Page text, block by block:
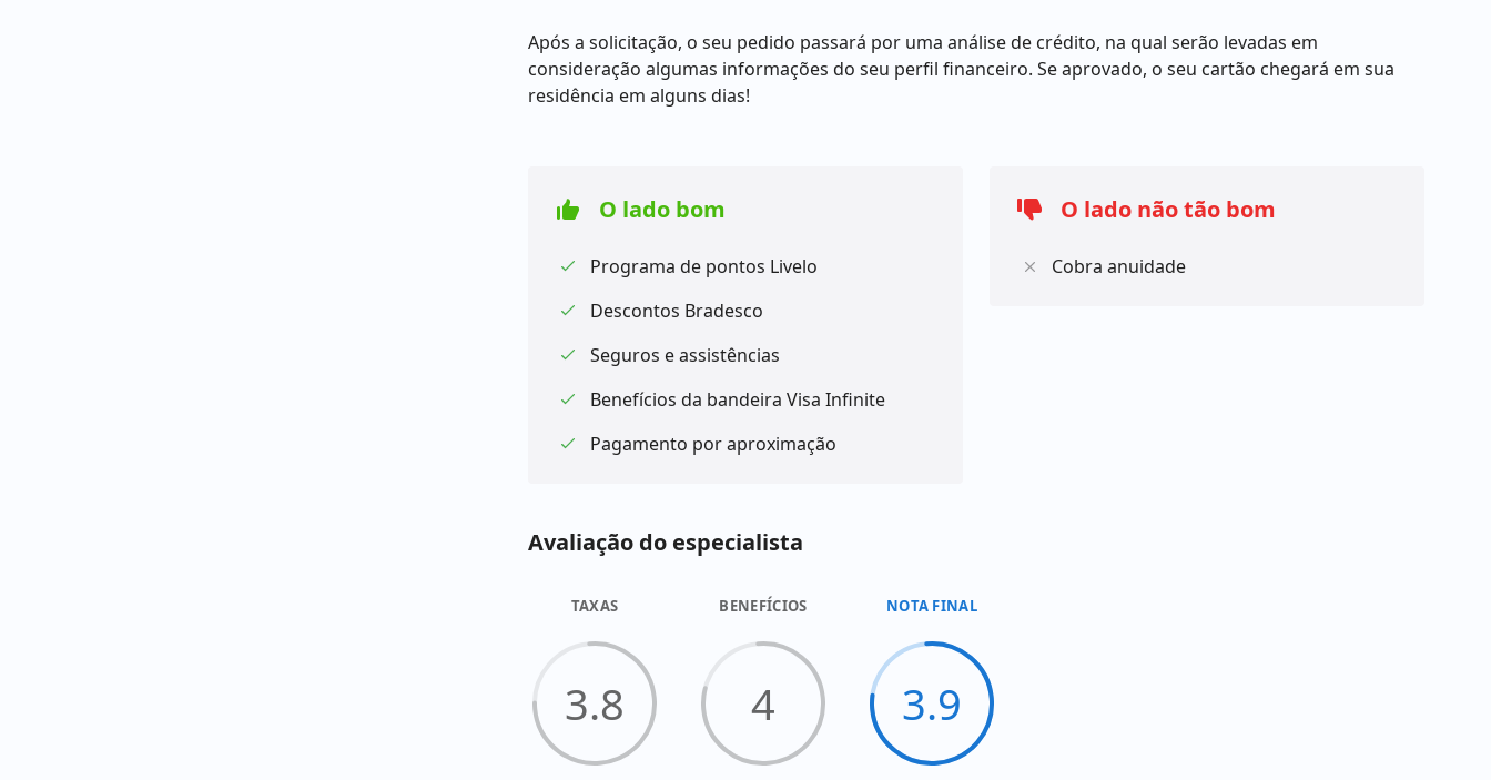
Após a solicitação, o seu pedido passará por uma análise de crédito, na qual serão levadas em
consideração algumas informações do seu perfil financeiro. Se aprovado, o seu cartão chegará em sua
residência em alguns dias!
O lado bom
Programa de pontos Livelo
Descontos Bradesco
Seguros e assistências
Benefícios da bandeira Visa Infinite
Pagamento por aproximação
O lado não tão bom
Cobra anuidade
Avaliação do especialista
TAXAS
3.8
BENEFÍCIOS
4
NOTA FINAL
3.9